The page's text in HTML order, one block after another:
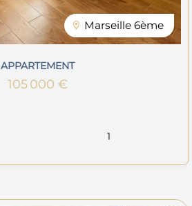
Marseille 6ème
APPARTEMENT
105 000 €
1